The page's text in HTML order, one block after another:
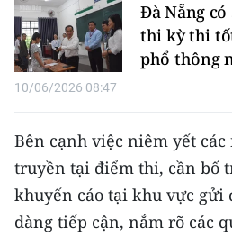
Bắc Trung Bộ
Duyên hải Nam Trung Bộ và
Nguyên
Đồng bằng sông Cửu Long
Chuyên trang Hà Nội
Đà Nẵng
thi kỳ thi
phổ thông
10/06/2026 08:47
Bên cạnh việc niêm yết
truyền tại điểm thi, cần bố
khuyến cáo tại khu vực gửi
dàng tiếp cận, nắm rõ các